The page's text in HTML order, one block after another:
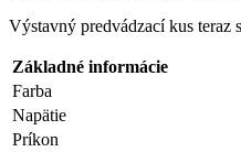
Výstavný predvádzací kus teraz
Základné informácie
Farba
Napätie
Príkon